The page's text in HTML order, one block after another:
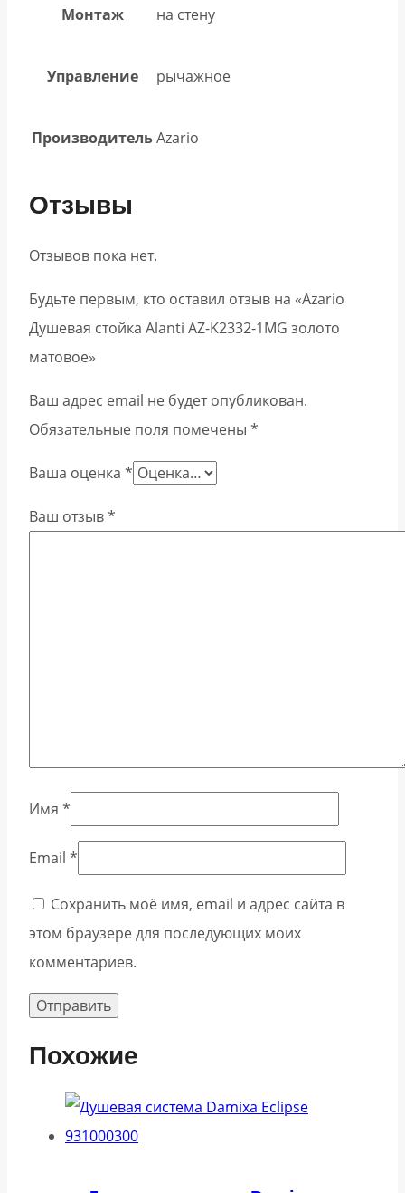
Монтаж на стену
Управление рычажное
ПроизводительAzario
Отзывы
Отзывов пока нет.
Будьте первым, кто оставил отзыв на «Azario
Душевая стойка Alanti AZ-K2332-1MG золото
матовое»
Ваш адрес email не будет опубликован.
Обязательные поля помечены *
Ваша оценка *
Ваш отзыв*
Имя *
Email *
Сохранить моё имя, email и адрес сайта в
этом браузере для последующих моих
комментариев.
Похожие